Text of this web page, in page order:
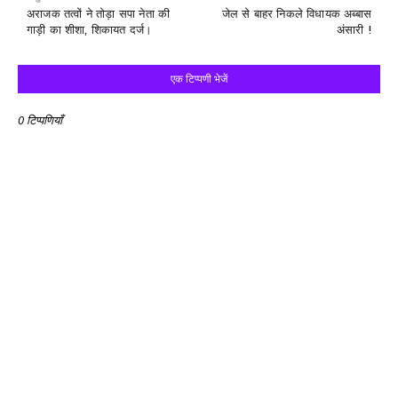
जेल से बाहर निकले विधायक अब्बास
अंसारी !
अराजक तत्वों ने तोड़ा सपा नेता की
गाड़ी का शीशा, शिकायत दर्ज।
एक टिप्पणी भेजें
0 टिप्पणियाँ